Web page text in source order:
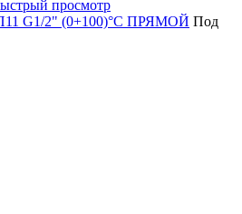
просмотр
G1/2" (0+100)°C ПРЯМОЙ Под